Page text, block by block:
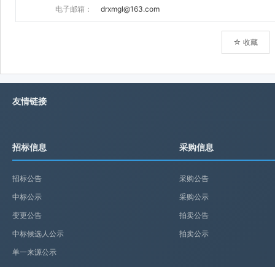
电子邮箱： drxmgl@163.com
☆ 收藏
友情链接
招标信息
招标公告
中标公示
变更公告
中标候选人公示
单一来源公示
采购信息
采购公告
采购公示
拍卖公告
拍卖公示